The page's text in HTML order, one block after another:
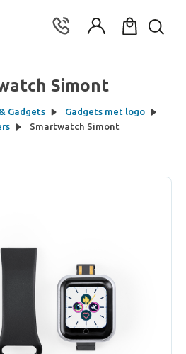
Simont
Gadgets
Gadgets met logo
Smartwatch Simont